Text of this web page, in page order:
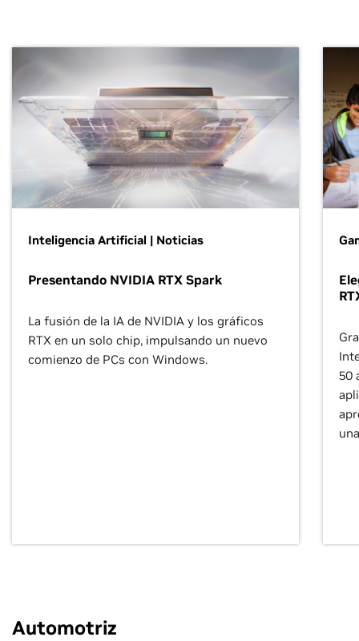
Inteligencia Artificial | Noticias
Presentando NVIDIA RTX Spark
La fusión de la IA de NVIDIA y los gráficos
RTX en un solo chip, impulsando un nuevo
comienzo de PCs con Windows.
50
Automotriz